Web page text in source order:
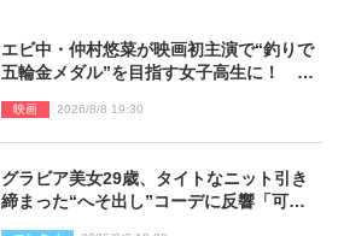
エビ中・仲村悠菜が映画初主演で“釣りで
五輪金メダル”を目指す女子高生に！ 映
映画 2026/8/8 19:30
グラビア美女29歳、タイトなニット引き
締まった“へそ出し”コーデに反響「可愛